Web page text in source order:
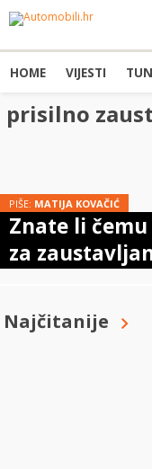
HOME VIJESTI
prisilno
PIŠE: MATIJA KOVAČIĆ
Znate li
za
Najčitanije